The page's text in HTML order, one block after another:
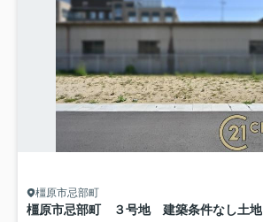
橿原市忌部町
橿原市忌部町 ３号地 建築条件なし土地